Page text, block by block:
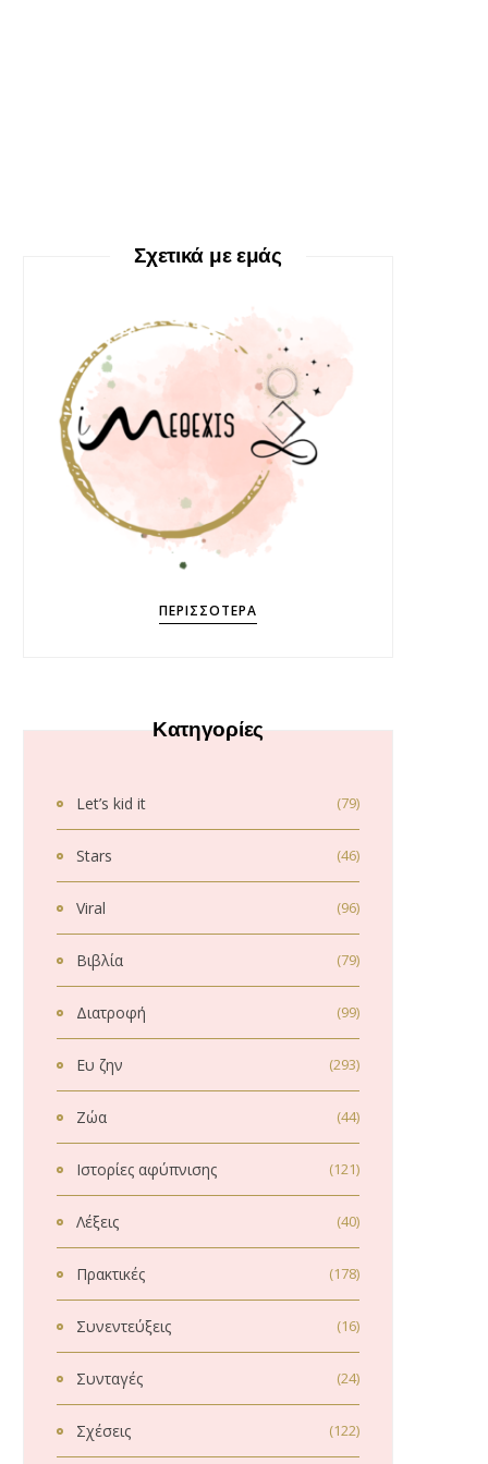
Σχετικά με εμάς
ΠΕΡΙΣΣΌΤΕΡΑ
Κατηγορίες
Let’s kid it (79)
Stars (46)
Viral (96)
Βιβλία (79)
Διατροφή (99)
Ευ ζην (293)
Ζώα (44)
Ιστορίες αφύπνισης (121)
Λέξεις (40)
Πρακτικές (178)
Συνεντεύξεις (16)
Συνταγές (24)
Σχέσεις (122)